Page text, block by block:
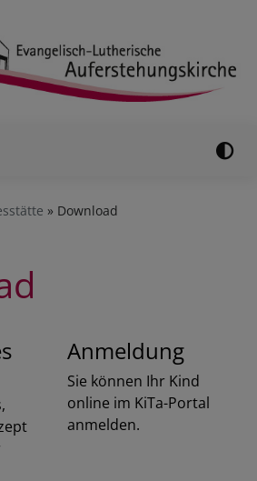
Download
Anmeldung
Sie können Ihr Kind
online im KiTa-Portal
anmelden.